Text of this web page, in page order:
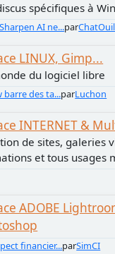
spécifiques à
AI ne...par
LINUX, Gimp...
du logiciel libre
barre des ta...parLuchon
INTERNET &
de sites, galeries
et tous usages
ADOBE
financier...parSimCI